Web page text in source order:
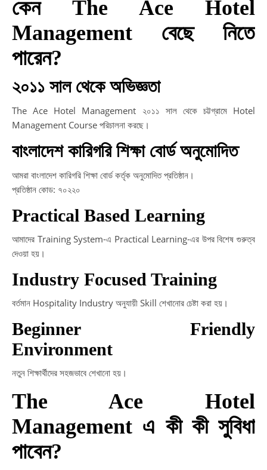
কেন The Ace Hotel
Management বেছে নিতে
পারেন?
২০১১ সাল থেকে অভিজ্ঞতা
The Ace Hotel Management ২০১১ সাল থেকে চট্টগ্রামে Hotel
Management Course পরিচালনা করছে।
বাংলাদেশ কারিগরি শিক্ষা বোর্ড অনুমোদিত
আমরা বাংলাদেশ কারিগরি শিক্ষা বোর্ড কর্তৃক অনুমোদিত প্রতিষ্ঠান।
প্রতিষ্ঠান কোড: ৭০২২০
Practical Based Learning
আমাদের Training System-এ Practical Learning-এর উপর বিশেষ গুরুত্ব
দেওয়া হয়।
Industry Focused Training
বর্তমান Hospitality Industry অনুযায়ী Skill শেখানোর চেষ্টা করা হয়।
Beginner Friendly
Environment
নতুন শিক্ষার্থীদের সহজভাবে শেখানো হয়।
The Ace Hotel
Management এ কী কী সুবিধা
পাবেন?